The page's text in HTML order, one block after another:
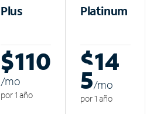
Plus
$110
/mo
por 1 año
Platinum
$14
5/mo
por 1 año